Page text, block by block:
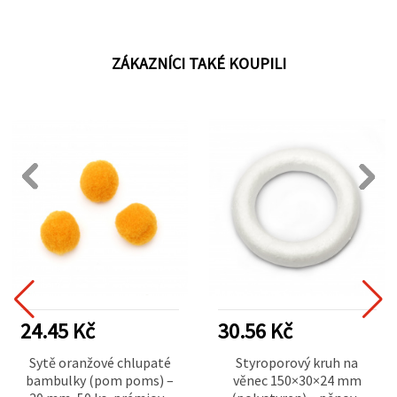
ZÁKAZNÍCI TAKÉ KOUPILI
24.45 Kč
Sytě oranžové chlupaté
bambulky (pom poms) –
30.56 Kč
Styroporový kruh na
věnec 150×30×24 mm